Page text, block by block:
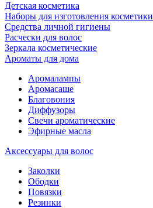
Детская косметика
Наборы для изготовления косметики
Средства личной гигиены
Расчески для волос
Зеркала косметические
Ароматы для дома
Аромалампы
Аромасаше
Благовония
Диффузоры
Свечи ароматические
Эфирные масла
Аксессуары для волос
Заколки
Ободки
Повязки
Резинки